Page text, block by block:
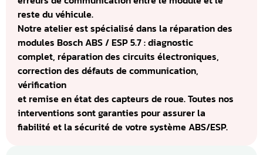
reste du véhicule.
Notre atelier est spécialisé dans la réparation des
modules Bosch ABS / ESP 5.7 : diagnostic
complet, réparation des circuits électroniques,
correction des défauts de communication,
vérification
et remise en état des capteurs de roue. Toutes nos
interventions sont garanties pour assurer la
fiabilité et la sécurité de votre système ABS/ESP.